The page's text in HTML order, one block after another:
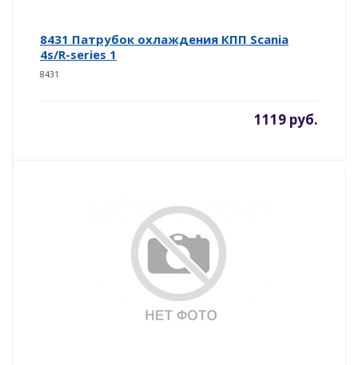
8431 Патрубок охлаждения КПП Scania
4s/R-series 1
8431
1119 руб.